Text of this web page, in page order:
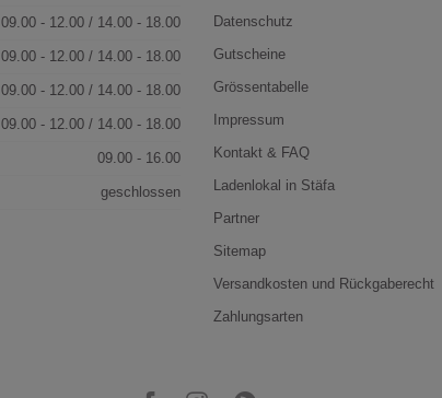
09.00 - 12.00 / 14.00 - 18.00
09.00 - 12.00 / 14.00 - 18.00
09.00 - 12.00 / 14.00 - 18.00
09.00 - 12.00 / 14.00 - 18.00
09.00 - 16.00
geschlossen
Datenschutz
Gutscheine
Grössentabelle
Impressum
Kontakt & FAQ
Ladenlokal in Stäfa
Partner
Sitemap
Versandkosten und Rückgaberecht
Zahlungsarten